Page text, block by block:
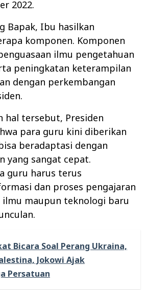
2022.
Bapak, Ibu hasilkan
komponen. Komponen
ilmu pengetahuan
peningkatan keterampilan
dengan perkembangan
hal tersebut, Presiden
para guru kini diberikan
beradaptasi dengan
yang sangat cepat.
guru harus terus
dan proses pengajaran
ilmu maupun teknologi baru
Bicara Soal Perang Ukraina,
Jokowi Ajak
Persatuan